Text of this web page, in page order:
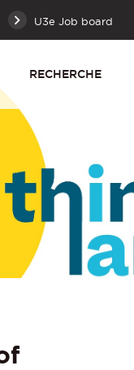
U3e Job board
RECHERCHE